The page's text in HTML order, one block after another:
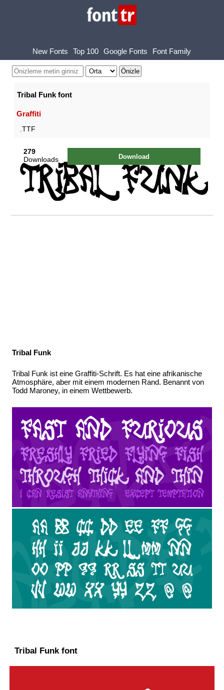
New Fonts Top 100 Google Fonts Font Family
Tribal Funk font
Graffiti
.TTF
279
Downloads
Download
Tribal Funk
Tribal Funk ist eine Graffiti-Schrift. Es hat eine afrikanische
Atmosphäre, aber mit einem modernen Rand. Benannt von
Todd Maroney, in einem Wettbewerb.
Tribal Funk font